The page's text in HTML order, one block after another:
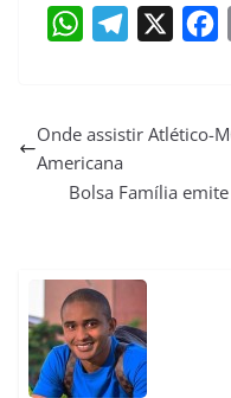
a
t
l
e
g
m
c
b
l
Onde assistir Atlético-
Americana
Bolsa Família